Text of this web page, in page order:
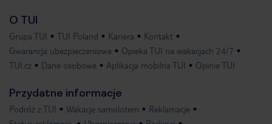
O TUI
Grupa TUI TUI Poland Kariera
Kontakt
Gwarancja ubezpieczeniowa
Opieka TUI na wakacjach 24/7
TUI.cz
Dane osobowe Aplikacja mobilna TUI Opinie TUI
Przydatne informacje
Podróż z TUI Wakacje samolotem
Reklamacje